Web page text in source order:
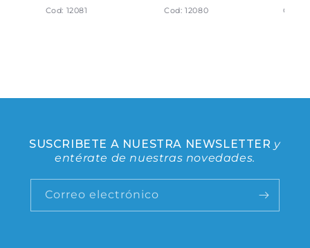
Cod: 12081 Cod: 12080 Cod:
SUSCRIBETE A NUESTRA NEWSLETTER y
entérate de nuestras novedades.
Correo electrónico